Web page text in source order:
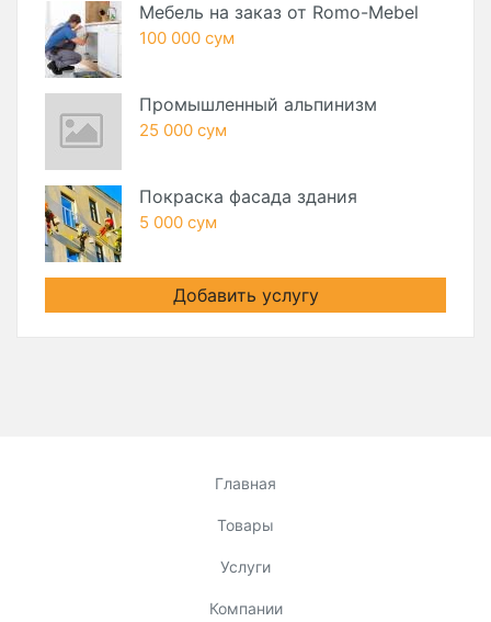
Мебель на заказ от Romo-Mebel
100 000 сум
Промышленный альпинизм
25 000 сум
Покраска фасада здания
5 000 сум
Добавить услугу
Главная
Товары
Услуги
Компании